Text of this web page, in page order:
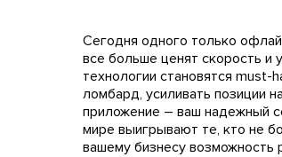
Сегодня одного только
все больше ценят скорость и
технологии становятся must-
ломбард, усиливать позиции
приложение – ваш надежный
мире выигрывают те, кто не
вашему бизнесу возможность